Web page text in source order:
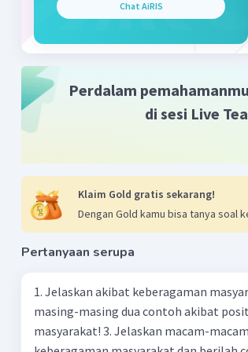
Chat AiRIS
Perdalam
di sesi Live
Klaim Gold gratis sekarang!
Dengan Gold kamu bisa tanya soal
Pertanyaan serupa
1. Jelaskan akibat keberagaman masyarakat Indonesia!
masing-masing dua contoh akibat
masyarakat! 3. Jelaskan macam-macam konflik yang terjadi akibat